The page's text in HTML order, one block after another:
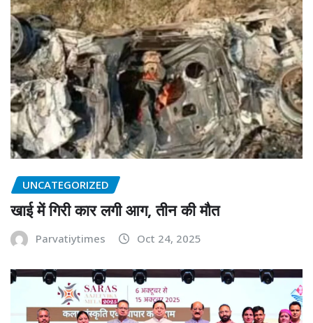
UNCATEGORIZED
खाई में गिरी कार लगी आग, तीन की मौत
Parvatiytimes Oct 24, 2025